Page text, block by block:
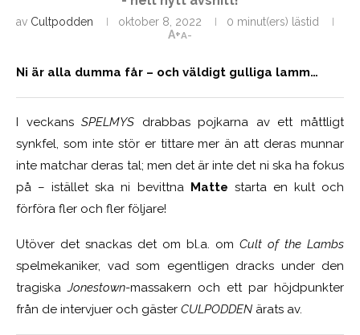
av Cultpodden oktober 8, 2022
0 minut(ers) lästid
A+A-
Ni är alla dumma får – och väldigt gulliga lamm…
I veckansSPELMYS drabbas pojkarna av ett måttligt
synkfel, som inte stör er tittare mer än att deras munnar
inte matchar deras tal; men det är inte det ni ska ha fokus
på – istället ska ni bevittna Matte starta en kult och
förföra fler och fler följare!
Utöver det snackas det om bl.a. om Cult of the Lambs
spelmekaniker, vad som egentligen dracks under den
tragiskaJonestown-massakern och ett par höjdpunkter
från de intervjuer och gäster CULPODDEN ärats av.